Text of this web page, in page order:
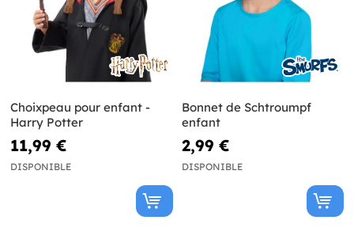
Choixpeau pour enfant -
Harry Potter
11,99 €
DISPONIBLE
Bonnet de Schtroumpf
enfant
2,99 €
DISPONIBLE